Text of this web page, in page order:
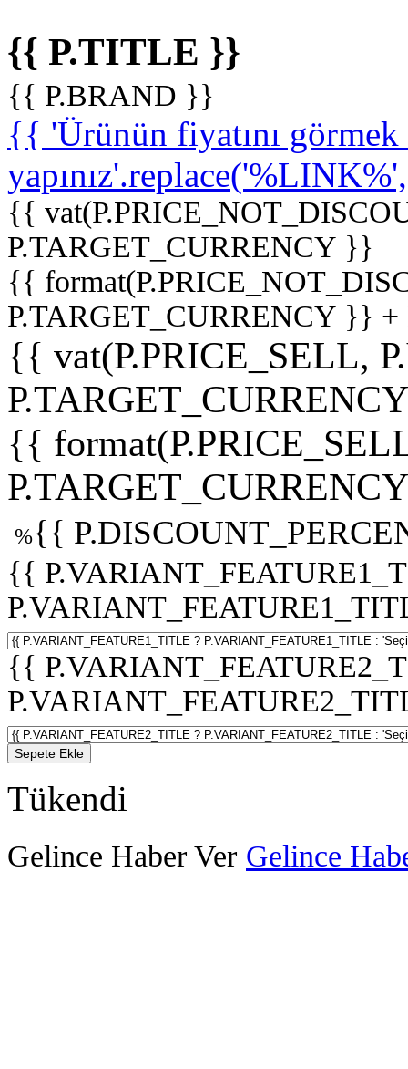
{{ P.TITLE }}
{{ P.BRAND }}
{{ 'Ürünün fiyatını
{{
P.TARGET_CURRENCY }}
{{
P.TARGET_CURRENCY }}
{{ vat(P.PRICE_SELL,
{{
%{{
{{
{{
Sepete Ekle
Tükendi
Gelince Haber Ver Gelince